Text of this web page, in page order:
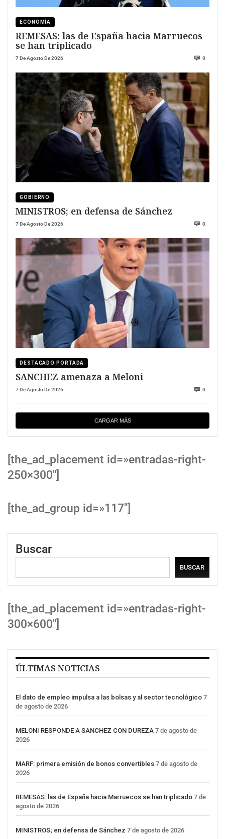
ECONOMÍA
REMESAS: las de España hacia Marruecos
se han triplicado
7 De Agosto De 2026 0
GOBIERNO
MINISTROS; en defensa de Sánchez
7 De Agosto De 2026 0
DESTACADO PORTADA
SANCHEZ amenaza a Meloni
7 De Agosto De 2026 0
CARGAR MÁS
[the_ad_placement id=»entradas-right-
250×300″]
[the_ad_group id=»117″]
Buscar
BUSCAR
[the_ad_placement id=»entradas-right-
300×600″]
ÚLTIMAS NOTICIAS
El dato de empleo impulsa a las bolsas y al sector tecnológico 7
de agosto de 2026
MELONI RESPONDE A SANCHEZ CON DUREZA 7 de agosto de
2026
MARF: primera emisión de bonos convertibles 7 de agosto de
2026
REMESAS: las de España hacia Marruecos se han triplicado 7 de
agosto de 2026
MINISTROS; en defensa de Sánchez 7 de agosto de 2026